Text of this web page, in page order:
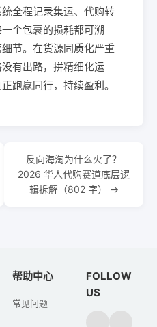
全程记录集运、代购转
个包裹的损耗都可溯
节。在货源同质化严重
有出路，拼精细化运
跑赢同行，持续盈利。
反向海淘为什么火了？
2026 华人代购赛道底层逻
辑拆解（802 字） →
帮助中心
常见问题
FOLLOW
US